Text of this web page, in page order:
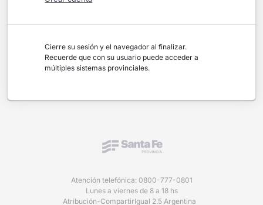
Cierre su sesión y el navegador al finalizar.
Recuerde que con su usuario puede acceder a
múltiples sistemas provinciales.
Atribución-CompartirIgual 2.5 Argentina
Atención telefónica: 0800-777-0801
Lunes a viernes de 8 a 18 hs